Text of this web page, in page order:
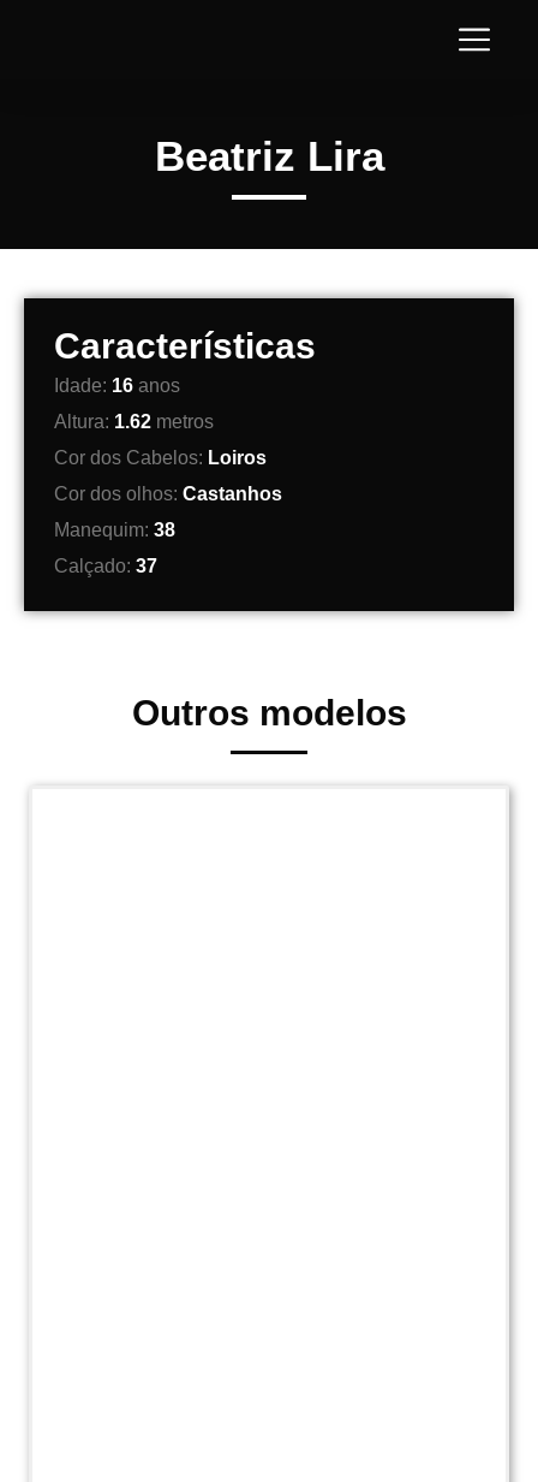
Beatriz Lira
Características
Idade: 16 anos
Altura: 1.62 metros
Cor dos Cabelos: Loiros
Cor dos olhos: Castanhos
Manequim: 38
Calçado: 37
Outros modelos